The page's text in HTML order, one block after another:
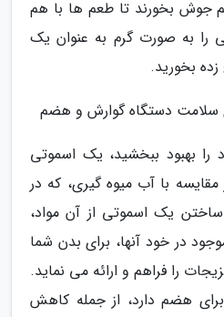
جوش بخورند تا طعم ها با هم
را به صورت گرم به عنوان یک
بخورید.
سلامت دستگاه گوارش و هضم
بهبود ببخشید، یک اسموتی
مقایسه با آب میوه گیری، که در
یک اسموتی از آن مواد،
در خود آنها، برای بدن شما
را فراهم و ارائه می نماید.
هضم دارد، از جمله کاهش